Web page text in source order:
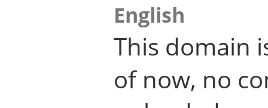
English
This domain
of now, no